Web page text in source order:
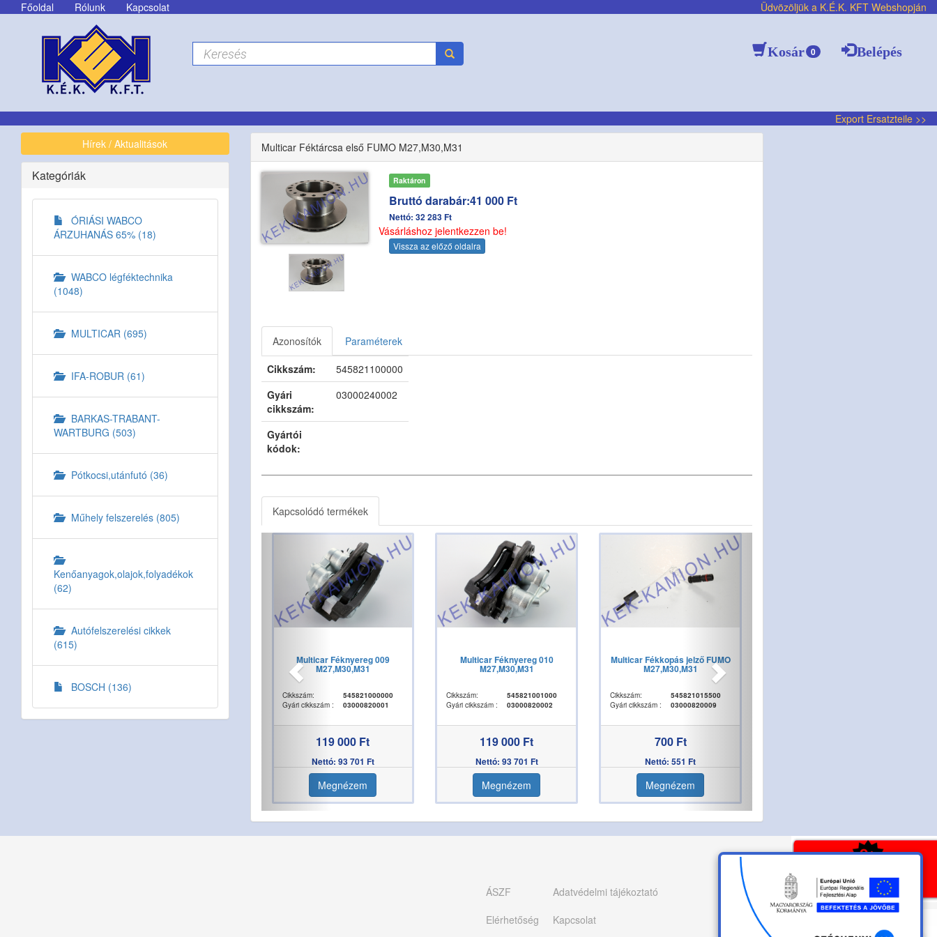
Főoldal Rólunk Kapcsolat Üdvözöljük a K.É.K. KFT Webshopján
0
Kosár Belépés
Export Ersatzteile >>
Hírek / Aktualitások
Kategóriák
ÓRIÁSI WABCO
ÁRZUHANÁS 65% (18)
WABCO légféktechnika
(1048)
MULTICAR (695)
IFA-ROBUR (61)
BARKAS-TRABANT-
WARTBURG (503)
Pótkocsi,utánfutó (36)
Műhely felszerelés (805)
Kenőanyagok,olajok,folyadékok
(62)
Autófelszerelési cikkek
(615)
BOSCH (136)
Multicar Féktárcsa első FUMO M27,M30,M31
Raktáron
Bruttó darabár:41 000 Ft
Nettó: 32 283 Ft
Vásárláshoz jelentkezzen be!
Vissza az előző oldalra
Azonosítók
Paraméterek
Cikkszám:
545821100000
Gyári
cikkszám:
03000240002
Gyártói
kódok:
Kapcsolódó termékek
Multicar Féknyereg 009
M27,M30,M31
Cikkszám:
545821000000
Gyári cikkszám :
03000820001
119 000 Ft
Nettó: 93 701 Ft
Megnézem
Multicar Féknyereg 010
M27,M30,M31
Cikkszám:
545821001000
Gyári cikkszám :
03000820002
119 000 Ft
Nettó: 93 701 Ft
Megnézem
Multicar Fékkopás jelző FUMO
M27,M30,M31
Cikkszám:
545821015500
Gyári cikkszám :
03000820009
700 Ft
Nettó: 551 Ft
Megnézem
ÁSZF
Adatvédelmi tájékoztató
Elérhetőség
Kapcsolat